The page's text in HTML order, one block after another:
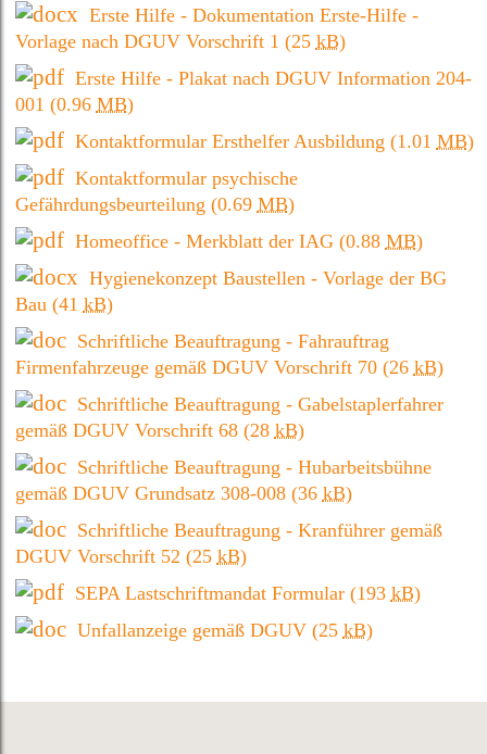
Erste Hilfe - Dokumentation Erste-Hilfe -
Vorlage nach DGUV Vorschrift 1 (25 kB)
Erste Hilfe - Plakat nach DGUV Information 204-
001 (0.96 MB)
Kontaktformular Ersthelfer Ausbildung (1.01 MB)
Kontaktformular psychische
Gefährdungsbeurteilung (0.69 MB)
Homeoffice - Merkblatt der IAG(0.88 MB)
Hygienekonzept Baustellen - Vorlage der BG
Bau(41 kB)
Schriftliche Beauftragung - Fahrauftrag
Firmenfahrzeuge gemäß DGUV Vorschrift 70(26 kB)
Schriftliche Beauftragung - Gabelstaplerfahrer
gemäß DGUV Vorschrift 68(28 kB)
Schriftliche Beauftragung - Hubarbeitsbühne
gemäß DGUV Grundsatz 308-008(36 kB)
Schriftliche Beauftragung - Kranführer gemäß
DGUV Vorschrift 52 (25 kB)
SEPA Lastschriftmandat Formular(193 kB)
Unfallanzeige gemäß DGUV(25 kB)